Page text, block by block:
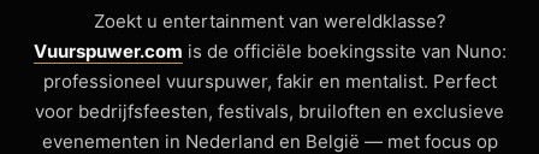
Zoekt u entertainment van wereldklasse?
Vuurspuwer.com is de officiële boekingssite van Nuno:
professioneel vuurspuwer, fakir en mentalist. Perfect
voor bedrijfsfeesten, festivals, bruiloften en exclusieve
evenementen in Nederland en België — met focus op